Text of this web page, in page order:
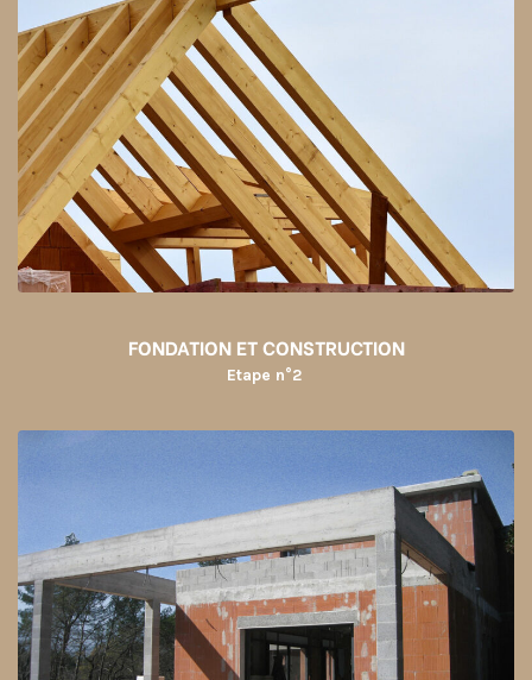
FONDATION ET CONSTRUCTION
Etape n°2